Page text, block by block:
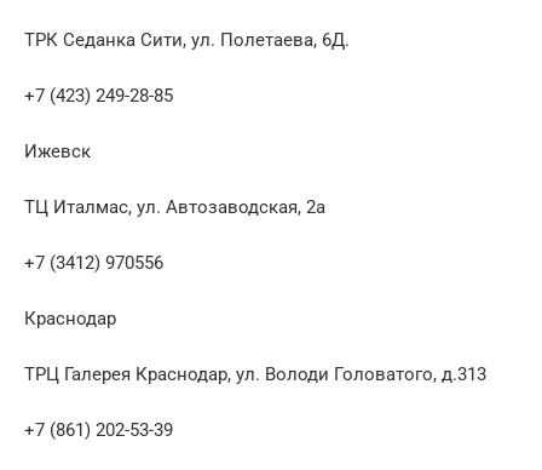
ТРК Седанка Сити, ул. Полетаева, 6Д.
+7 (423) 249-28-85
Ижевск
ТЦ Италмас, ул. Автозаводская, 2а
+7 (3412) 970556
Краснодар
ТРЦ Галерея Краснодар, ул. Володи Головатого, д.313
+7 (861) 202-53-39